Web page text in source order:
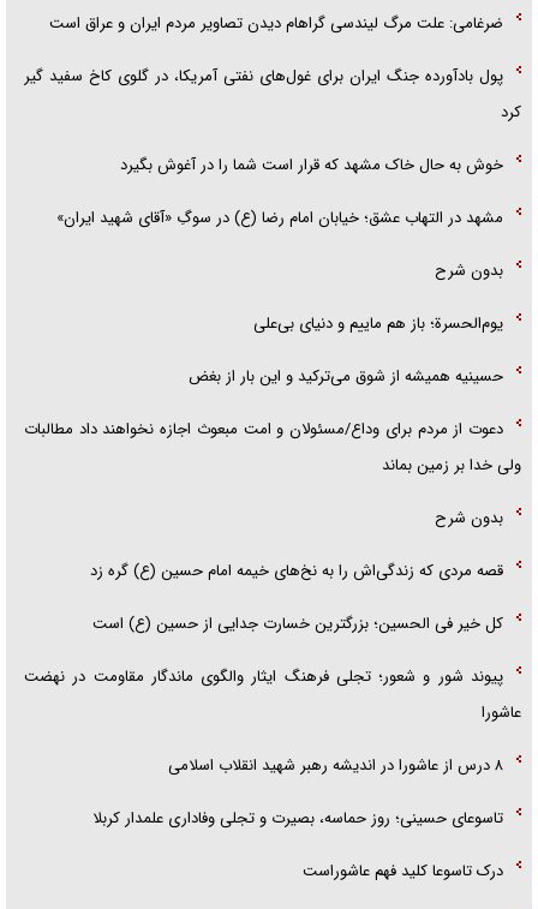
ضرغامی: علت مرگ لیندسی گراهام دیدن تصاویر مردم ایران و عراق است
پول بادآورده جنگ ایران برای غول‌های نفتی آمریکا، در گلوی کاخ سفید گیر
کرد
خوش به حال خاک مشهد که قرار است شما را در آغوش بگیرد
مشهد در التهاب عشق؛ خیابان امام رضا (ع) در سوگِ «آقای شهید ایران»
بدون شرح
یوم‌الحسرة؛ باز هم ماییم و دنیای بی‌علی
حسینیه همیشه از شوق می‌ترکید و این بار از بغض
دعوت از مردم برای وداع/مسئولان و امت مبعوث اجازه نخواهند داد مطالبات
ولی خدا بر زمین بماند
بدون شرح
قصه مردی که زندگی‌اش را به نخ‌های خیمه امام حسین (ع) گره زد
کل خیر فی الحسین؛ بزرگترین خسارت جدایی از حسین (ع) است
پیوند شور و شعور؛ تجلی فرهنگ ایثار والگوی ماندگار مقاومت در نهضت
عاشورا
۸ درس از عاشورا در اندیشه رهبر شهید انقلاب اسلامی
تاسوعای حسینی؛ روز حماسه، بصیرت و تجلی وفاداری علمدار کربلا
درک تاسوعا کلید فهم عاشوراست